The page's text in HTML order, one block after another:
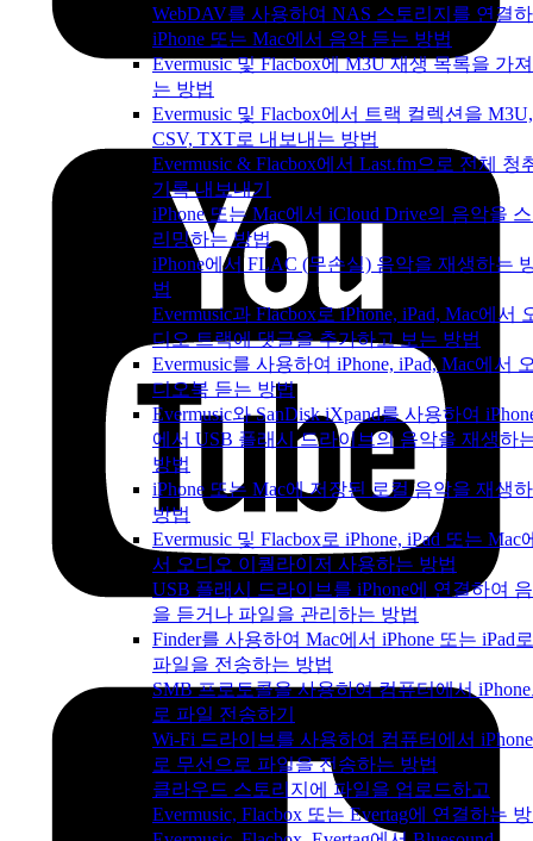
WebDAV를 사용하여 NAS 스토리지를 연결
iPhone 또는 Mac에서 음악 듣는 방법
Evermusic 및 Flacbox에 M3U 재생 목록을 가
는 방법
Evermusic 및 Flacbox에서 트랙 컬렉션을 M3U,
CSV, TXT로 내보내는 방법
Evermusic & Flacbox에서 Last.fm으로 전체 청
기록 내보내기
iPhone 또는 Mac에서 iCloud Drive의 음악을
리밍하는 방법
iPhone에서 FLAC (무손실) 음악을 재생하는
법
Evermusic과 Flacbox로 iPhone, iPad, Mac에서
디오 트랙에 댓글을 추가하고 보는 방법
Evermusic를 사용하여 iPhone, iPad, Mac에서
디오북 듣는 방법
Evermusic와 SanDisk iXpand를 사용하여
에서 USB 플래시 드라이브의 음악을 재생하
방법
iPhone 또는 Mac에 저장된 로컬 음악을 재생
방법
Evermusic 및 Flacbox로 iPhone, iPad 또는 Mac
서 오디오 이퀄라이저 사용하는 방법
USB 플래시 드라이브를 iPhone에 연결하여
을 듣거나 파일을 관리하는 방법
Finder를 사용하여 Mac에서 iPhone 또는 iPad로
파일을 전송하는 방법
SMB 프로토콜을 사용하여 컴퓨터에서
로 파일 전송하기
Wi-Fi 드라이브를 사용하여 컴퓨터에서
로 무선으로 파일을 전송하는 방법
클라우드 스토리지에 파일을 업로드하고
Evermusic, Flacbox 또는 Evertag에 연결하는